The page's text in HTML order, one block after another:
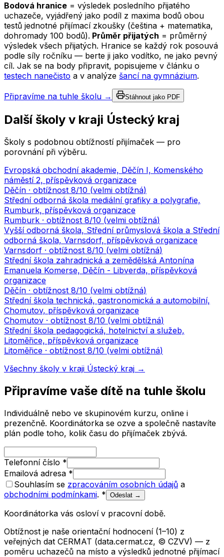
Bodová hranice = výsledek posledního přijatého
uchazeče, vyjádřený jako podíl z maxima bodů obou
testů jednotné přijímací zkoušky (čeština + matematika,
dohromady 100 bodů). Průměr přijatých = průměrný
výsledek všech přijatých. Hranice se každý rok posouvá
podle síly ročníku — berte ji jako vodítko, ne jako pevný
cíl. Jak se na body připravit, popisujeme v článku o
testech nanečisto a v analýze šancí na gymnázium.
Připravíme na tuhle školu → Stáhnout jako PDF
Další školy v kraji Ústecký kraj
Školy s podobnou obtížností přijímaček — pro
porovnání při výběru.
Evropská obchodní akademie, Děčín I, Komenského
náměstí 2, příspěvková organizace
Děčín · obtížnost 8/10 (velmi obtížná)
Střední odborná škola mediální grafiky a polygrafie,
Rumburk, příspěvková organizace
Rumburk · obtížnost 8/10 (velmi obtížná)
Vyšší odborná škola, Střední průmyslová škola a Střední
odborná škola, Varnsdorf, příspěvková organizace
Varnsdorf · obtížnost 8/10 (velmi obtížná)
Střední škola zahradnická a zemědělská Antonína
Emanuela Komerse, Děčín - Libverda, příspěvková
organizace
Děčín · obtížnost 8/10 (velmi obtížná)
Střední škola technická, gastronomická a automobilní,
Chomutov, příspěvková organizace
Chomutov · obtížnost 8/10 (velmi obtížná)
Střední škola pedagogická, hotelnictví a služeb,
Litoměřice, příspěvková organizace
Litoměřice · obtížnost 8/10 (velmi obtížná)
Všechny školy v kraji Ústecký kraj →
Připravíme vaše dítě na tuhle školu
Individuálně nebo ve skupinovém kurzu, online i
prezenčně. Koordinátorka se ozve a společně nastavíte
plán podle toho, kolik času do přijímaček zbývá.
Telefonní číslo *
Emailová adresa *
Souhlasím se zpracováním osobních údajů a
obchodními podmínkami. * Odeslat →
Koordinátorka vás osloví v pracovní době.
Obtížnost je naše orientační hodnocení (1–10) z
veřejných dat CERMAT (data.cermat.cz, © CZVV) — z
poměru uchazečů na místo a výsledků jednotné přijímací